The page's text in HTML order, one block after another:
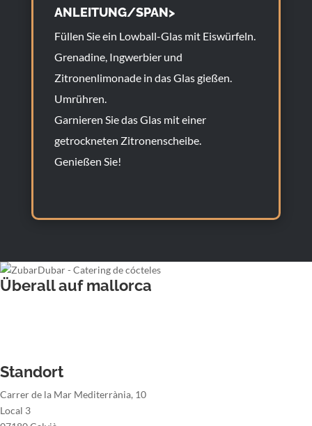
ANLEITUNG/SPAN>
Füllen Sie ein Lowball-Glas mit Eiswürfeln.
Grenadine, Ingwerbier und
Zitronenlimonade in das Glas gießen.
Umrühren.
Garnieren Sie das Glas mit einer
getrockneten Zitronenscheibe.
Genießen Sie!
Überall auf mallorca
Standort
Carrer de la Mar Mediterrània, 10
Local 3